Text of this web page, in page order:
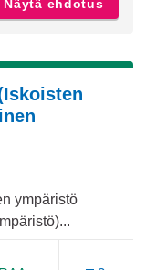
Näytä ehdotus
ympäristö